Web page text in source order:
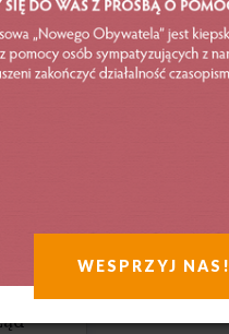
WESPRZYJ NAS!